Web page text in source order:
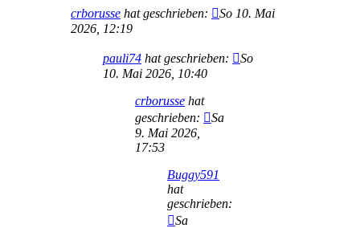
crborusse hat geschrieben:
So 10. Mai
2026, 12:19
pauli74 hat geschrieben:
So
10. Mai 2026, 10:40
crborusse hat
geschrieben:
Sa
9. Mai 2026,
17:53
Buggy591
hat
geschrieben:
Sa